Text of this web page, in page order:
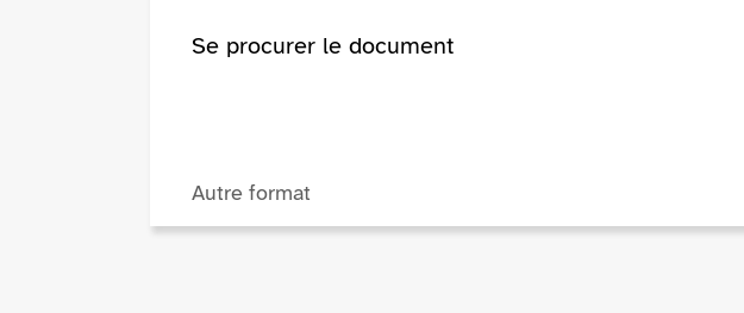
Se procurer le document
Autre format